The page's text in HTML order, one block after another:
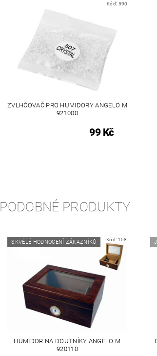
Kód: 590
ZVLHČOVAČ PRO HUMIDORY ANGELO M
921000
99 Kč
PODOBNÉ PRODUKTY
SKVĚLÉ HODNOCENÍ ZÁKAZNÍKŮ Kód: 158
HUMIDOR NA DOUTNÍKY ANGELO M
920110